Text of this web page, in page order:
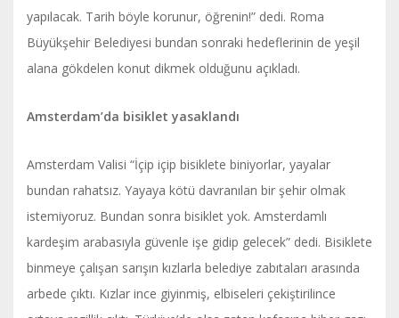
yapılacak. Tarih böyle korunur, öğrenin!” dedi. Roma
Büyükşehir Belediyesi bundan sonraki hedeflerinin de yeşil
alana gökdelen konut dikmek olduğunu açıkladı.
Amsterdam’da bisiklet yasaklandı
Amsterdam Valisi “İçip içip bisiklete biniyorlar, yayalar
bundan rahatsız. Yayaya kötü davranılan bir şehir olmak
istemiyoruz. Bundan sonra bisiklet yok. Amsterdamlı
kardeşim arabasıyla güvenle işe gidip gelecek” dedi. Bisiklete
binmeye çalışan sarışın kızlarla belediye zabıtaları arasında
arbede çıktı. Kızlar ince giyinmiş, elbiseleri çekiştirilince